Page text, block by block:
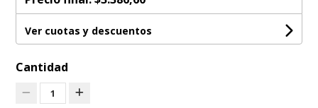
Ver cuotas y descuentos
Cantidad
1